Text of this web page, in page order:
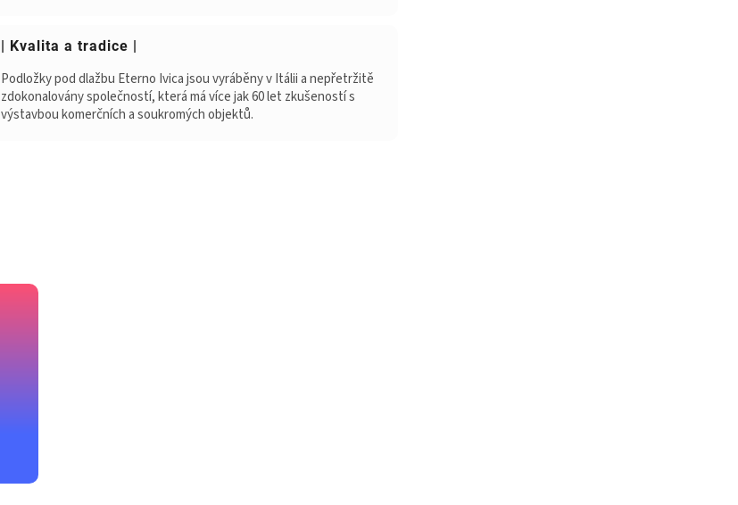
| Kvalita a tradice |
Podložky pod dlažbu Eterno Ivica jsou vyráběny v Itálii a nepřetržitě
zdokonalovány společností, která má více jak 60 let zkušeností s
výstavbou komerčních a soukromých objektů.